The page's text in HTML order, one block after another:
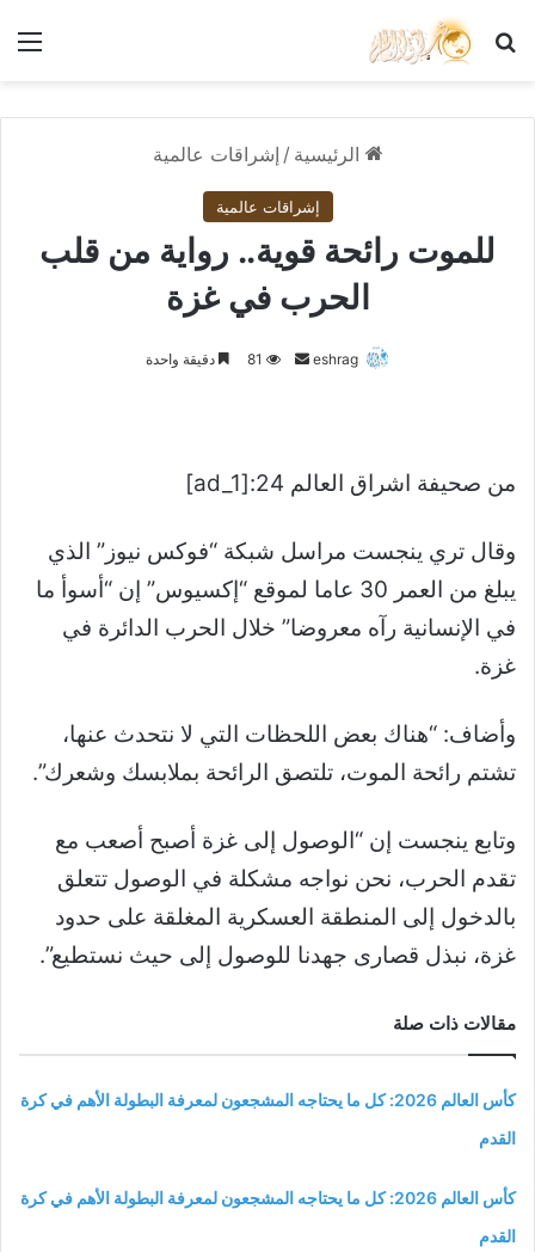
بحث عن
الرئيسية / إشراقات عالمية
إشراقات عالمية
للموت رائحة قوية.. رواية من قلب
الحرب في غزة
eshrag
أرسل 81 دقيقة واحدة
من صحيفة اشراق العالم 24:[ad_1]
وقال تري ينجست مراسل شبكة “فوكس نيوز” الذي
يبلغ من العمر 30 عاما لموقع “إكسيوس” إن “أسوأ ما
في الإنسانية رآه معروضا” خلال الحرب الدائرة في
غزة.
وأضاف: “هناك بعض اللحظات التي لا نتحدث عنها،
تشتم رائحة الموت، تلتصق الرائحة بملابسك وشعرك”.
وتابع ينجست إن “الوصول إلى غزة أصبح أصعب مع
تقدم الحرب، نحن نواجه مشكلة في الوصول تتعلق
بالدخول إلى المنطقة العسكرية المغلقة على حدود
غزة، نبذل قصارى جهدنا للوصول إلى حيث نستطيع”.
مقالات ذات صلة
كأس العالم 2026: كل ما يحتاجه المشجعون لمعرفة البطولة الأهم في كرة
القدم
كأس العالم 2026: كل ما يحتاجه المشجعون لمعرفة البطولة الأهم في كرة
القدم